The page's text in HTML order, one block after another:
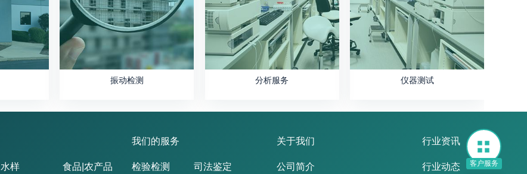
振动检测 分析服务 仪器测试
水样 食品|农产品
我们的服务
检验检测 司法鉴定
关于我们
公司简介
行业资讯
行业动态 客户服务